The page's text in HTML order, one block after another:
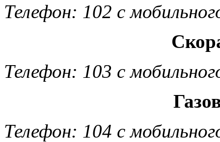
Телефон: 102 с
Телефон: 103 с
Телефон: 104 с